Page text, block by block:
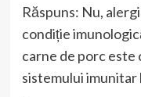
Răspuns: Nu,
condiție
carne de porc este
sistemului imunitar